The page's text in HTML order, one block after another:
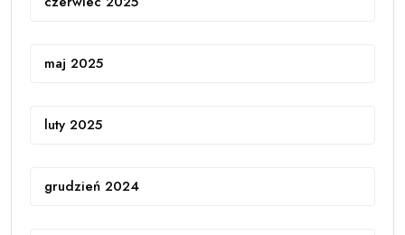
maj 2025
luty 2025
grudzień 2024